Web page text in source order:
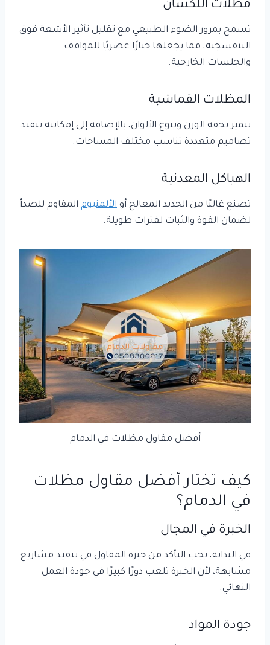
مظلات اللكسان
تسمح بمرور الضوء الطبيعي مع تقليل تأثير الأشعة فوق
البنفسجية، مما يجعلها خيارًا عصريًا للمواقف
والجلسات الخارجية.
المظلات القماشية
تتميز بخفة الوزن وتنوع الألوان، بالإضافة إلى إمكانية تنفيذ
تصاميم متعددة تناسب مختلف المساحات.
الهياكل المعدنية
تصنع غالبًا من الحديد المعالج أو الألمنيوم المقاوم للصدأ
لضمان القوة والثبات لفترات طويلة.
أفضل مقاول مظلات في الدمام
كيف تختار أفضل مقاول مظلات
في الدمام؟
الخبرة في المجال
في البداية، يجب التأكد من خبرة المقاول في تنفيذ مشاريع
مشابهة، لأن الخبرة تلعب دورًا كبيرًا في جودة العمل
النهائي.
جودة المواد